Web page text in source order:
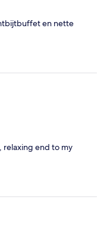
en nette
relaxing end to my